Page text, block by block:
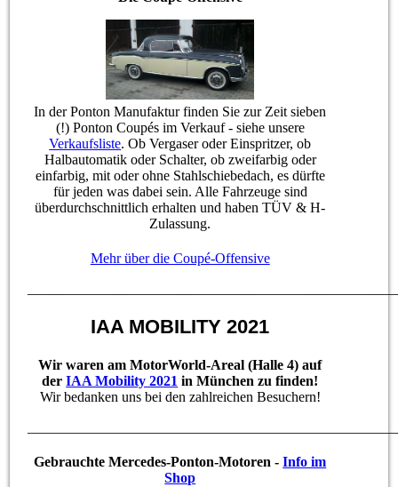
In der Ponton Manufaktur finden Sie zur Zeit sieben
(!) Ponton Coupés im Verkauf - siehe unsere
Verkaufsliste. Ob Vergaser oder Einspritzer, ob
Halbautomatik oder Schalter, ob zweifarbig oder
einfarbig, mit oder ohne Stahlschiebedach, es dürfte
für jeden was dabei sein. Alle Fahrzeuge sind
überdurchschnittlich erhalten und haben TÜV & H-
Zulassung.
Mehr über die Coupé-Offensive
IAA MOBILITY 2021
Wir waren am MotorWorld-Areal (Halle 4) auf
derIAA Mobility 2021 in München zu finden!
Wir bedanken uns bei den zahlreichen Besuchern!
Gebrauchte Mercedes-Ponton-Motoren - Info im
Shop